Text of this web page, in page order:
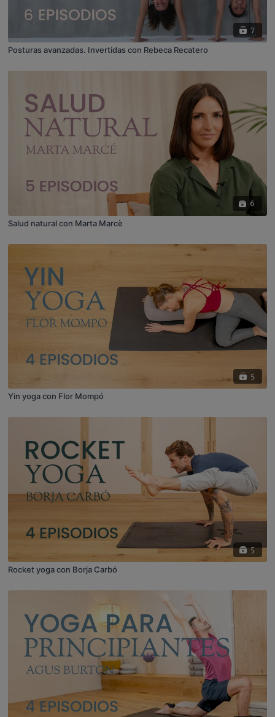
7
Posturas avanzadas. Invertidas con Rebeca Recatero
6
Salud natural con Marta Marcè
5
Yin yoga con Flor Mompó
5
Rocket yoga con Borja Carbó